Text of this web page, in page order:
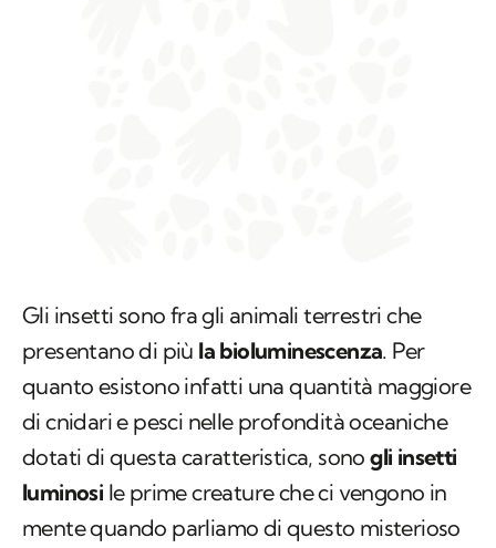
Gli insetti sono fra gli animali terrestri che
presentano di più la bioluminescenza. Per
quanto esistono infatti una quantità maggiore
di cnidari e pesci nelle profondità oceaniche
dotati di questa caratteristica, sonogli insetti
luminosi le prime creature che ci vengono in
mente quando parliamo di questo misterioso